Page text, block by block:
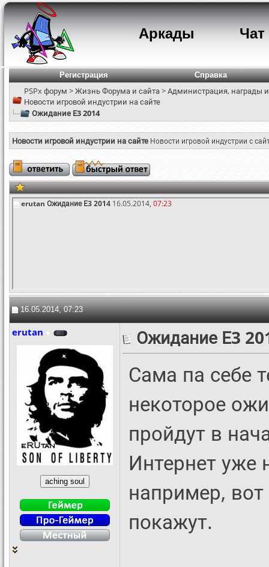
Аркады Чат
Регистрация Справка
PSPx форум >Жизнь Форума и сайта>Администрация, награды
Новости игровой индустрии на сайте
Ожидание Е3 2014
Новости игровой индустрии на сайтеНовости игровой индустрии с
erutan Ожидание Е3 2014 16.05.2014, 07:23
16.05.2014, 07:23
erutan Ожидание Е3
Сама па себе
некоторое
пройдут в
Интернет уже
например,
покажут.